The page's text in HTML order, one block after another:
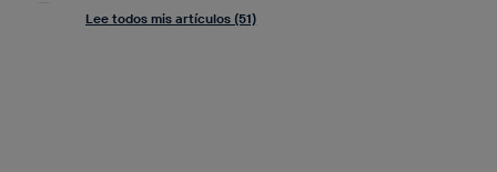
Lee todos mis artículos (51)